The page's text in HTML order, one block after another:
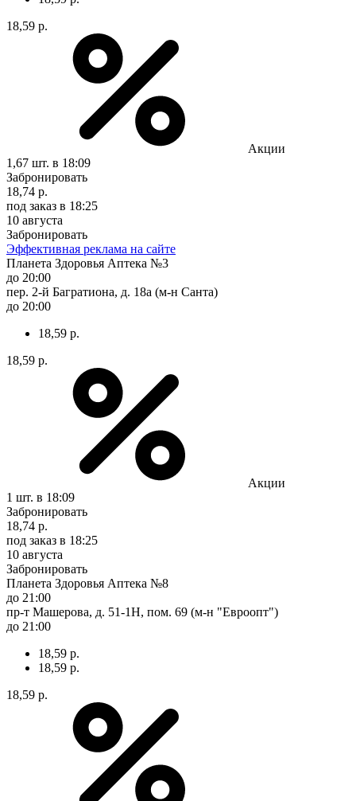
18,59 р.
Акции
1,67 шт. в 18:09
Забронировать
18,74 р.
под заказ в 18:25
10 августа
Забронировать
Эффективная реклама на сайте
Планета Здоровья Аптека №3
до 20:00
пер. 2-й Багратиона, д. 18а (м-н Санта)
до 20:00
18,59 р.
18,59 р.
Акции
1 шт. в 18:09
Забронировать
18,74 р.
под заказ в 18:25
10 августа
Забронировать
Планета Здоровья Аптека №8
до 21:00
пр-т Машерова, д. 51-1Н, пом. 69 (м-н "Евроопт")
до 21:00
18,59 р.
18,59 р.
18,59 р.